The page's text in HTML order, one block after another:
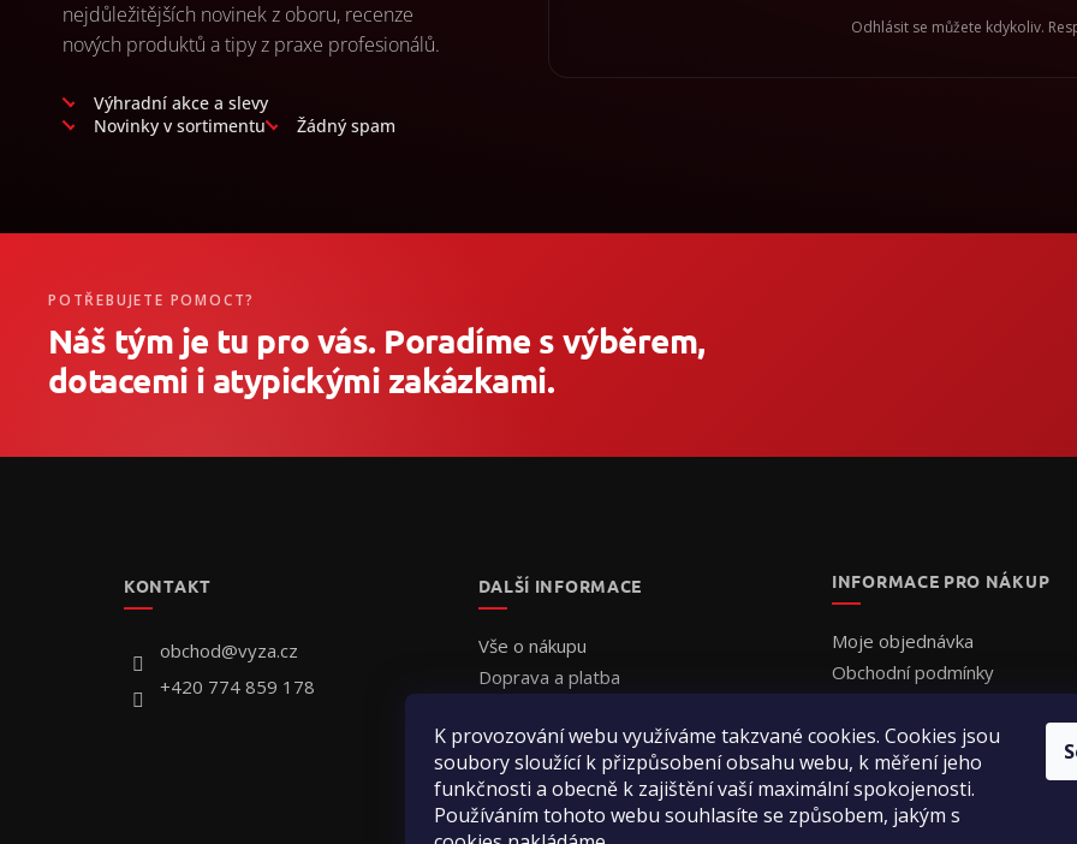
K provozování webu využíváme takzvané cookies. Cookies jsou
soubory sloužící k přizpůsobení obsahu webu, k měření jeho
funkčnosti a obecně k zajištění vaší maximální spokojenosti.
Používáním tohoto webu souhlasíte se způsobem, jakým s
nejdůležitějších novinek z oboru, recenze
nových produktů a tipy z praxe profesionálů.
Výhradní akce a slevy
Novinky v sortimentu
Žádný spam
Odhlásit se můžete kdykoliv.
POTŘEBUJETE POMOCT?
Náš tým je tu pro vás. Poradíme s výběrem,
dotacemi i atypickými zakázkami.
KONTAKT
obchod@vyza.cz
+420 774 859 178
DALŠÍ INFORMACE
Vše o nákupu
Doprava a platba
Jak objednat
Hodnocení obchodu
Kontakty
INFORMACE PRO NÁKUP
Moje objednávka
Obchodní podmínky
Formulář - Uplatnění
Formulář - Odstoupení od